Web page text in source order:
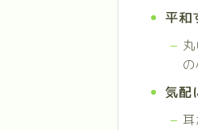
平和
気配